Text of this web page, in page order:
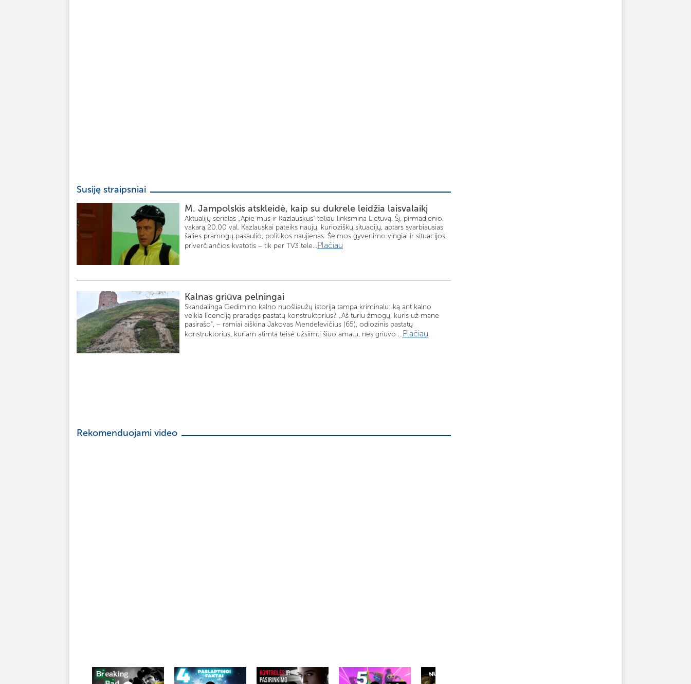
Susiję straipsniai
M. Jampolskis atskleidė, kaip su dukrele leidžia laisvalaikį
Aktualijų serialas „Apie mus ir Kazlauskus“ toliau linksmina Lietuvą. Šį, pirmadienio,
vakarą 20.00 val. Kazlauskai pateiks naujų, kurioziškų situacijų, aptars svarbiausias
šalies pramogų pasaulio, politikos naujienas. Šeimos gyvenimo vingiai ir situacijos,
priverčiančios kvatotis – tik per TV3 tele...Plačiau
Kalnas griūva pelningai
Skandalinga Gedimino kalno nuošliaužų istorija tampa kriminalu: ką ant kalno
veikia licenciją praradęs pastatų konstruktorius? „Aš turiu žmogų, kuris už mane
pasirašo“, – ramiai aiškina Jakovas Mendelevičius (65), odiozinis pastatų
konstruktorius, kuriam atimta teisė užsiimti šiuo amatu, nes griuvo ...Plačiau
Rekomenduojami video